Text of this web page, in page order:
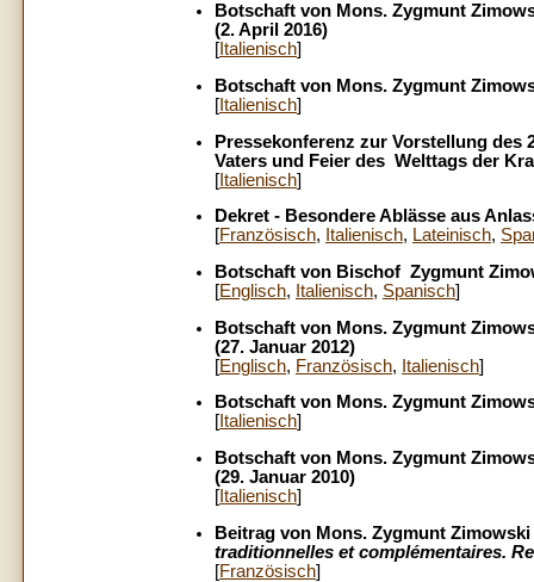
Botschaft von Mons. Zygmunt
(2. April 2016)
[ Italienisch]
Botschaft von Mons. Zygmunt
[ Italienisch]
Pressekonferenz zur Vorstellung des
Vaters und Feier des Welttags der
[Italienisch]
Dekret - Besondere Ablässe aus
[Französisch, Italienisch, Lateinisch,
Botschaft von Bischof Zygmunt
[Englisch, Italienisch, Spanisch]
Botschaft von Mons. Zygmunt
(27. Januar 2012)
[Englisch, Französisch, Italienisch]
Botschaft von Mons. Zygmunt
[ Italienisch]
Botschaft von Mons. Zygmunt
(29. Januar 2010)
[ Italienisch]
Beitrag von Mons. Zygmunt
traditionnelles et complémentaires.
[Französisch]